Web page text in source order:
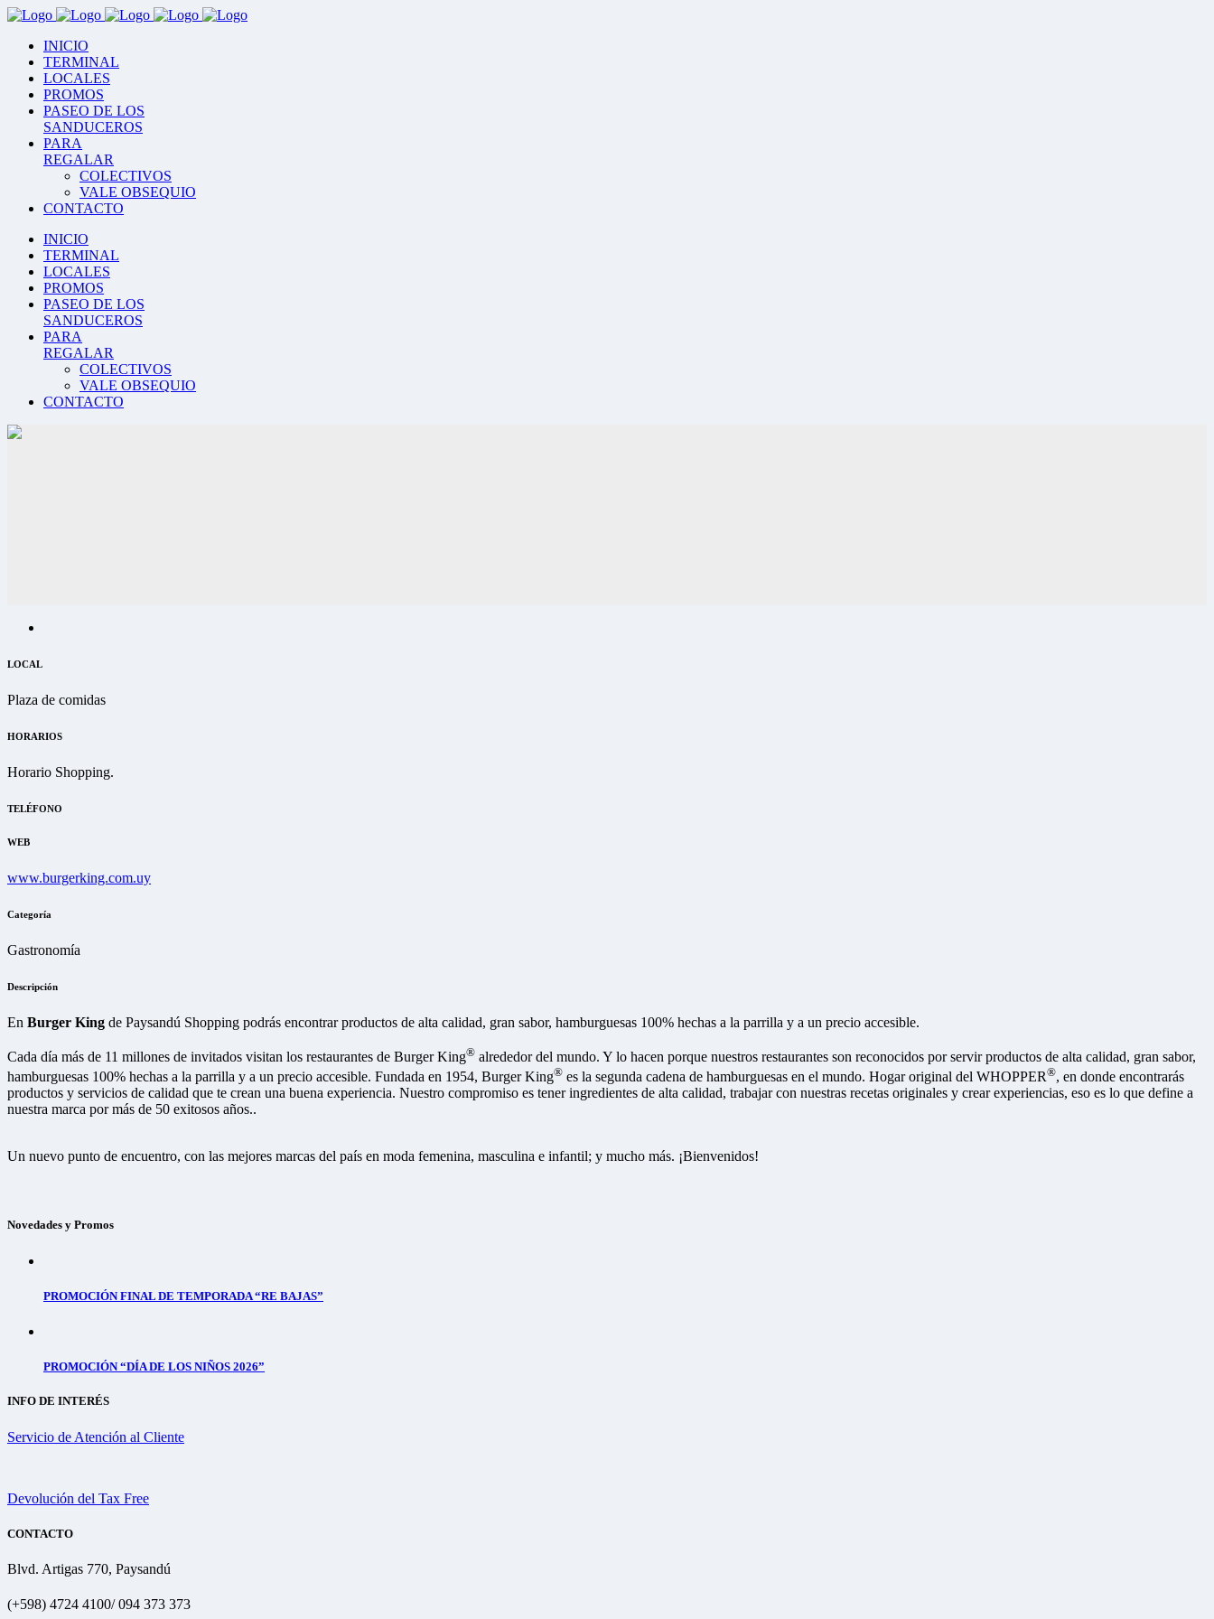
INICIO
TERMINAL
LOCALES
PROMOS
PASEO DE LOS
SANDUCEROS
PARA
REGALAR
COLECTIVOS
VALE OBSEQUIO
CONTACTO
INICIO
TERMINAL
LOCALES
PROMOS
PASEO DE LOS
SANDUCEROS
PARA
REGALAR
COLECTIVOS
VALE OBSEQUIO
CONTACTO
LOCAL
Plaza de comidas
HORARIOS
Horario Shopping.
TELÉFONO
WEB
www.burgerking.com.uy
Categoría
Gastronomía
Descripción
En Burger King de Paysandú Shopping podrás encontrar productos de alta calidad, gran sabor, hamburguesas 100% hechas a la parrilla y a un precio accesible.
Cada día más de 11 millones de invitados visitan los restaurantes de Burger King® alrededor del mundo. Y lo hacen porque nuestros restaurantes son reconocidos por servir productos de alta calidad, gran sabor,
hamburguesas 100% hechas a la parrilla y a un precio accesible. Fundada en 1954, Burger King® es la segunda cadena de hamburguesas en el mundo. Hogar original del WHOPPER®, en donde encontrarás
productos y servicios de calidad que te crean una buena experiencia. Nuestro compromiso es tener ingredientes de alta calidad, trabajar con nuestras recetas originales y crear experiencias, eso es lo que define a
nuestra marca por más de 50 exitosos años..
Un nuevo punto de encuentro, con las mejores marcas del país en moda femenina, masculina e infantil; y mucho más. ¡Bienvenidos!
Novedades y Promos
PROMOCIÓN FINAL DE TEMPORADA “RE BAJAS”
PROMOCIÓN “DÍA DE LOS NIÑOS 2026”
INFO DE INTERÉS
Servicio de Atención al Cliente
Devolución del Tax Free
CONTACTO
Blvd. Artigas 770, Paysandú
(+598) 4724 4100/ 094 373 373